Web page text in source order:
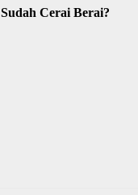
Cerai Berai?